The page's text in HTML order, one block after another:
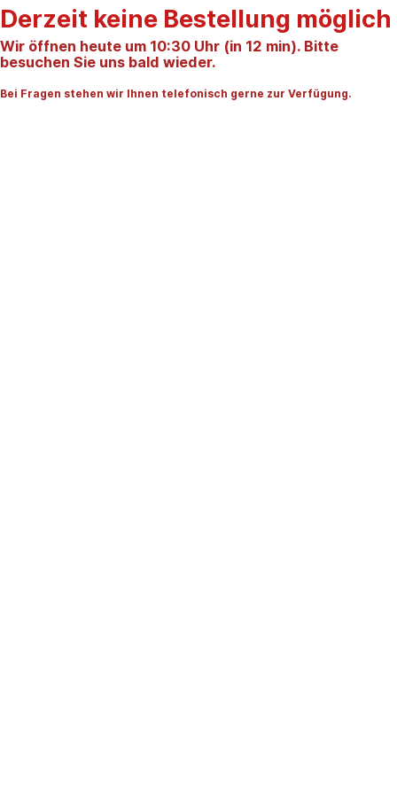
Derzeit keine Bestellung möglich
Wir öffnen heute um 10:30 Uhr (in 12 min). Bitte
besuchen Sie uns bald wieder.
Bei Fragen stehen wir Ihnen telefonisch gerne zur Verfügung.